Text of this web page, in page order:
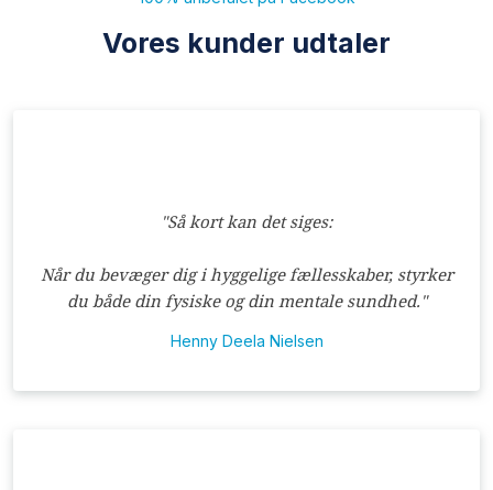
Vores kunder udtaler
"Så kort kan det siges:
Når du bevæger dig i hyggelige fællesskaber, styrker
du både din fysiske og din mentale sundhed."
Henny Deela Nielsen